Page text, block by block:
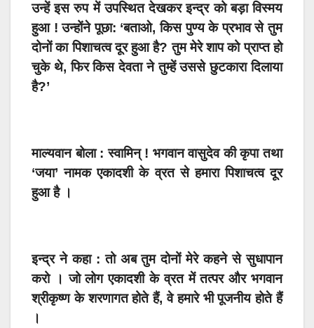
उन्हें इस रुप में उपस्थित देखकर इन्द्र को बड़ा विस्मय
हुआ ! उन्होंने पूछा: ‘बताओ, किस पुण्य के प्रभाव से तुम
दोनों का पिशाचत्व दूर हुआ है? तुम मेरे शाप को प्राप्त हो
चुके थे, फिर किस देवता ने तुम्हें उससे छुटकारा दिलाया
है?’
माल्यवान बोला : स्वामिन् ! भगवान वासुदेव की कृपा तथा
‘जया’ नामक एकादशी के व्रत से हमारा पिशाचत्व दूर
हुआ है ।
इन्द्र ने कहा : तो अब तुम दोनों मेरे कहनेसे सुधापान
करो । जो लोग एकादशी के व्रत में तत्पर और भगवान
श्रीकृष्ण के शरणागत होते हैं, वे हमारे भी पूजनीय होते हैं
।